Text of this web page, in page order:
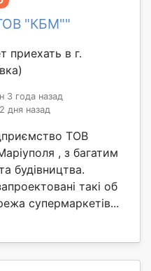
"КБМ""
приехать в г.
3 года назад
дня назад
ТОВ
, з багатим
будівництва.
такі об
супермаркетів...